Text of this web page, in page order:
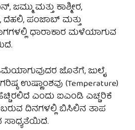
ಮತ್ತು ಕಾಶ್ಮೀರ,
ಪಂಜಾಬ್ ಮತ್ತು
ಧಾರಾಕಾರ ಮಳೆಯಾಗುವ
ಜೊತೆಗೆ, ಜುಲೈ
ಉಷ್ಣಾಂಶವು (Temperature)
ಎಂದು ಐಎಂಡಿ ಎಚ್ಚರಿಕೆ
ದಿನಗಳಲ್ಲಿ ಬಿಸಿಲಿನ ತಾಪ
ಸಾಧ್ಯತೆಯಿದೆ.